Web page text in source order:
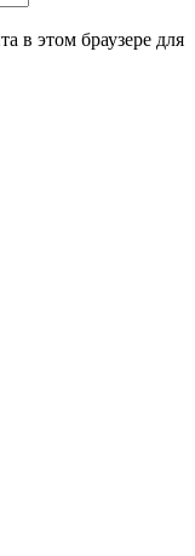
в этом браузере для